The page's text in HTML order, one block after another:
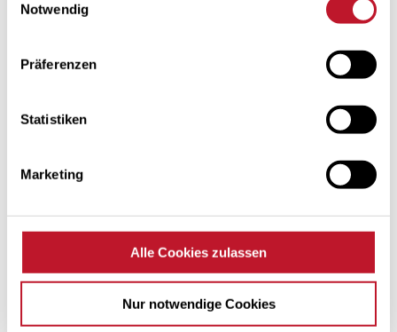
Notwendig
Präferenzen
Statistiken
Marketing
Alle Cookies zulassen
Nur notwendige Cookies